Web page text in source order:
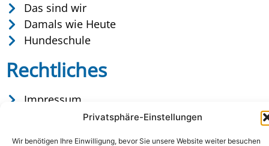
Privatsphäre-Einstellungen
Wir benötigen Ihre Einwilligung, bevor Sie unsere Website weiter besuchen
Das sind wir
Damals wie Heute
Hundeschule
Rechtliches
Impressum
Datenschutz